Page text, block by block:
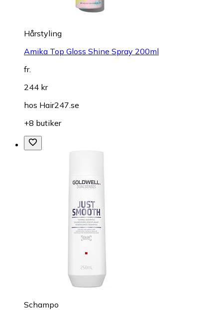
Hårstyling
Amika Top Gloss Shine Spray 200ml
fr.
244 kr
hos Hair247.se
+8 butiker
Schampo